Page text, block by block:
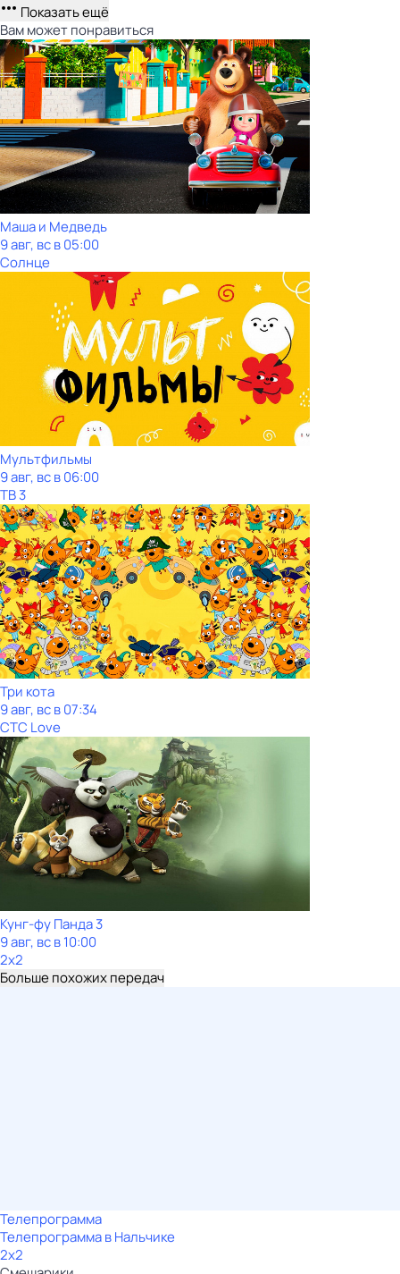
Показать ещё
Вам может понравиться
Маша и Медведь
9 авг, вс в 05:00
Солнце
Мультфильмы
9 авг, вс в 06:00
ТВ 3
Три кота
9 авг, вс в 07:34
СТС Love
Кунг-фу Панда 3
9 авг, вс в 10:00
2x2
Больше похожих передач
Телепрограмма
Телепрограмма в Нальчике
2x2